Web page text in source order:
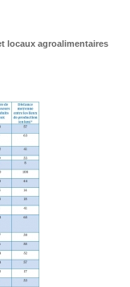
locaux agroalimentaires